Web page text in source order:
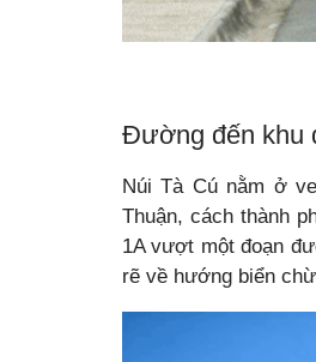
Đường đến khu
Núi Tà Cú nằm ở
Thuận, cách thành
1A vượt một đoạn
rẽ về hướng biển